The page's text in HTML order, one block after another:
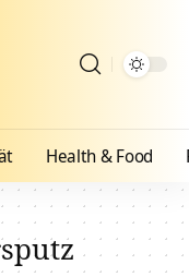
Health & Food